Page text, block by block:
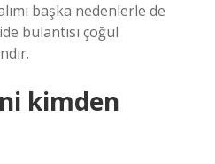
başka nedenlerle de
bulantısı çoğul
kimden